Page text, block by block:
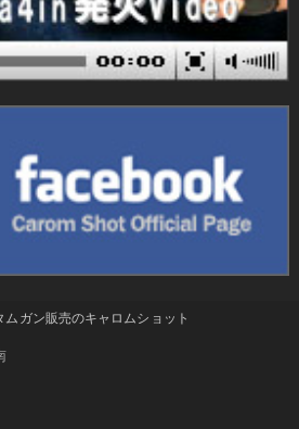
ガン販売のキャロムショット